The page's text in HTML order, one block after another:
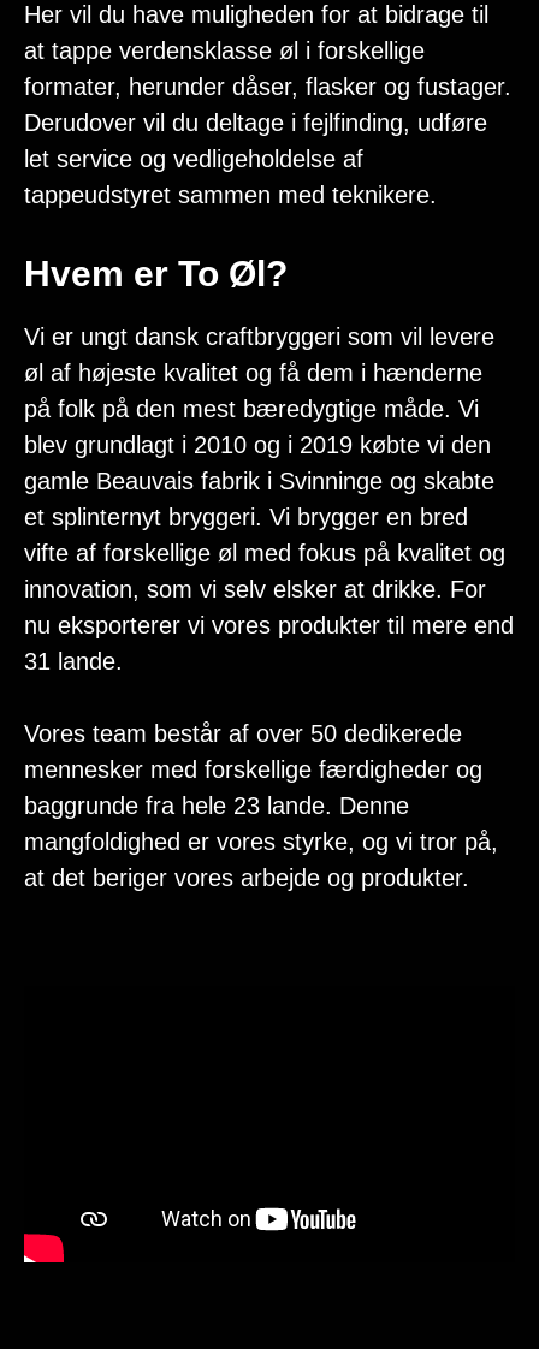
Her vil du have muligheden for at bidrage til
at tappe verdensklasse øl i forskellige
formater, herunder dåser, flasker og fustager.
Derudover vil du deltage i fejlfinding, udføre
let service og vedligeholdelse af
tappeudstyret sammen med teknikere.
Hvem er To Øl?
Vi er ungt dansk craftbryggeri som vil levere
øl af højeste kvalitet og få dem i hænderne
på folk på den mest bæredygtige måde. Vi
blev grundlagt i 2010 og i 2019 købte vi den
gamle Beauvais fabrik i Svinninge og skabte
et splinternyt bryggeri. Vi brygger en bred
vifte af forskellige øl med fokus på kvalitet og
innovation, som vi selv elsker at drikke. For
nu eksporterer vi vores produkter til mere end
31 lande.
Vores team består af over 50 dedikerede
mennesker med forskellige færdigheder og
baggrunde fra hele 23 lande. Denne
mangfoldighed er vores styrke, og vi tror på,
at det beriger vores arbejde og produkter.